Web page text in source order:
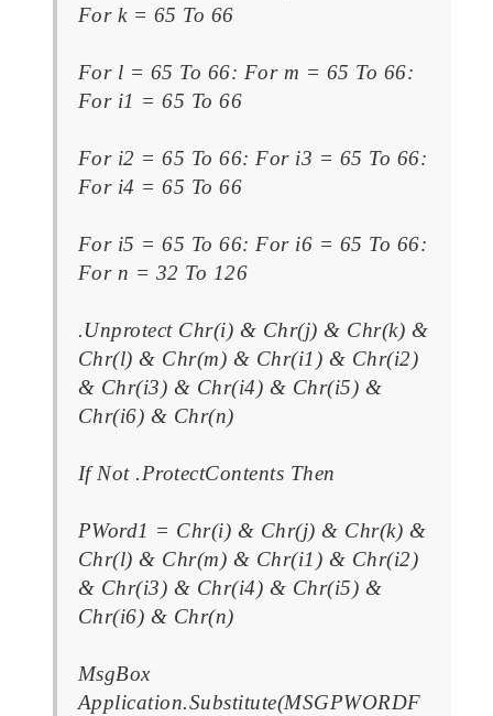
For k = 65 To 66
For l = 65 To 66: For m = 65 To 66:
For i1 = 65 To 66
For i2 = 65 To 66: For i3 = 65 To 66:
For i4 = 65 To 66
For i5 = 65 To 66: For i6 = 65 To 66:
For n = 32 To 126
.Unprotect Chr(i) & Chr(j) & Chr(k) &
Chr(l) & Chr(m) & Chr(i1) & Chr(i2)
& Chr(i3) & Chr(i4) & Chr(i5) &
Chr(i6) & Chr(n)
If Not .ProtectContents Then
PWord1 = Chr(i) & Chr(j) & Chr(k) &
Chr(l) & Chr(m) & Chr(i1) & Chr(i2)
& Chr(i3) & Chr(i4) & Chr(i5) &
Chr(i6) & Chr(n)
MsgBox
Application.Substitute(MSGPWORDF